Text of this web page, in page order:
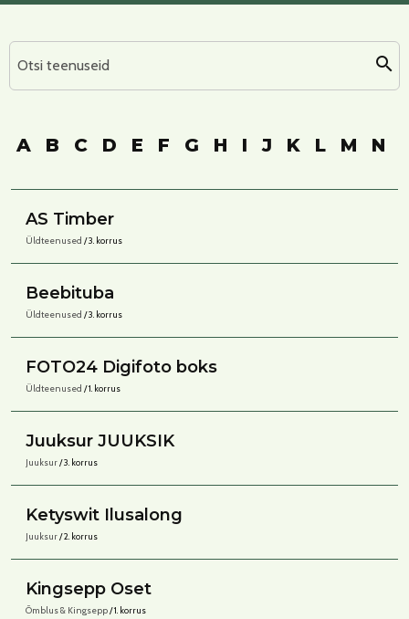
A B C D E F G H I J K L M N
AS Timber
Üldteenused / 3. korrus
Beebituba
Üldteenused / 3. korrus
FOTO24 Digifoto boks
Üldteenused / 1. korrus
Juuksur JUUKSIK
Juuksur/ 3. korrus
Ketyswit Ilusalong
Juuksur/ 2. korrus
Kingsepp Oset
Õmblus & Kingsepp/ 1. korrus